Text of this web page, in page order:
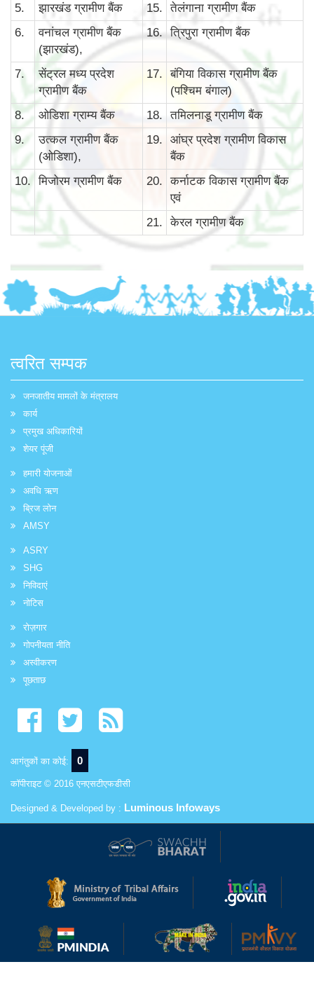
5. झारखंड ग्रामीण बैंक 15.
तेलंगाना ग्रामीण बैंक
6.
वनांचल ग्रामीण बैंक
(झारखंड),
16. त्रिपुरा ग्रामीण बैंक
7.
सेंट्रल मध्य प्रदेश
ग्रामीण बैंक
17.
बंगिया विकास ग्रामीण बैंक
(पश्चिम बंगाल)
8.
ओडिशा ग्राम्य बैंक 18.
तमिलनाडू ग्रामीण बैंक
9.
उत्कल ग्रामीण बैंक
(ओडिशा),
19.
आंघ्र प्रदेश ग्रामीण विकास
बैंक
10.
मिजोरम ग्रामीण बैंक 20.
कर्नाटक विकास ग्रामीण बैंक
एवं
21.
केरल ग्रामीण बैंक
त्वरित सम्पक
जनजातीय मामलों के मंत्रालय
कार्य
प्रमुख अधिकारियों
शेयर पूंजी
हमारी योजनाओं
अवधि ऋण
ब्रिज लोन
AMSY
ASRY
SHG
निविदाएं
नोटिस
रोज़गार
गोपनीयता नीति
अस्वीकरण
पूछताछ
आगंतुकों का कोई: 0
कॉपीराइट © 2016 एनएसटीएफडीसी
Designed & Developed by : Luminous Infoways